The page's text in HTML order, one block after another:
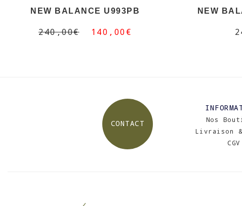
NEW BALANCE U993PB
240,00€ 140,00€
NEW
CONTACT
Nos
Livraison
CGV